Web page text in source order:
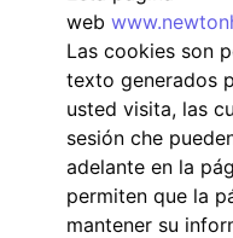
web
Las cookies son
texto generados
usted visita, las
sesión che
adelante en la
permiten que la
mantener su